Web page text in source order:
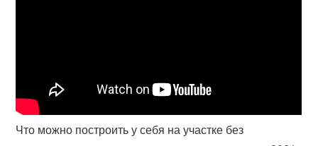
Что можно построить у себя на участке без